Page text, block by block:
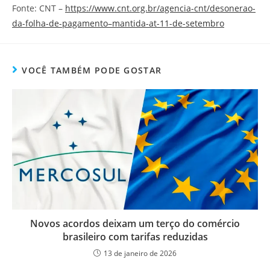
Fonte: CNT – https://www.cnt.org.br/agencia-cnt/desonerao-
da-folha-de-pagamento–mantida-at-11-de-setembro
VOCÊ TAMBÉM PODE GOSTAR
Novos acordos deixam um terço do comércio
brasileiro com tarifas reduzidas
13 de janeiro de 2026